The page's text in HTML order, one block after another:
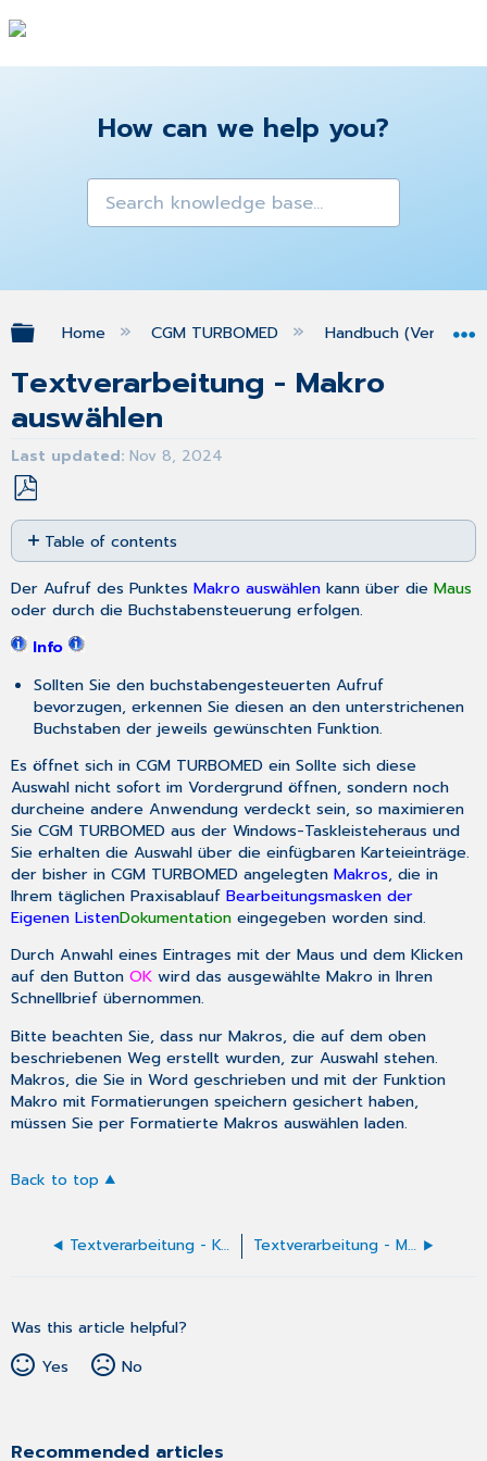
How can we help you?
Expand/collapse global hierarchy
Home CGM TURBOMED Handbuch (Version
Textverarbeitung - Makro
auswählen
Last updated Nov 8, 2024
Save
as
PDF
Table of contents
No
headers
Der Aufruf des PunktesMakro auswählen kann über dieMaus
oder durch die Buchstabensteuerung erfolgen.
Info
Sollten Sie den buchstabengesteuerten Aufruf
bevorzugen, erkennen Sie diesen an den unterstrichenen
Buchstaben der jeweils gewünschten Funktion.
Es öffnet sich in CGM TURBOMED einSollte sich diese
Auswahl nicht sofort im Vordergrund öffnen, sondern noch
durcheine andere Anwendung verdeckt sein, so maximieren
Sie CGM TURBOMED aus der Windows-Taskleisteheraus und
Sie erhalten die Auswahl über die einfügbaren Karteieinträge.
der bisher in CGM TURBOMED angelegtenMakros, die in
Ihrem täglichen PraxisablaufBearbeitungsmasken der
Eigenen ListenDokumentation eingegeben worden sind.
Durch Anwahl eines Eintrages mit der Maus und dem Klicken
auf den ButtonOK wird das ausgewählte Makro in Ihren
Schnellbrief übernommen.
Bitte beachten Sie, dass nur Makros, die auf dem oben
beschriebenen Weg erstellt wurden, zur Auswahl stehen.
Makros, die Sie in Word geschrieben und mit der Funktion
Makro mitFormatierungen speichern gesichert haben,
müssen Sie perFormatierte Makros auswählen laden.
Back to top
Textverarbeitung - Karteikarten-Einträge einfügen Textverarbeitung - Makro laden
Was this article helpful?
Yes
No
Recommended articles